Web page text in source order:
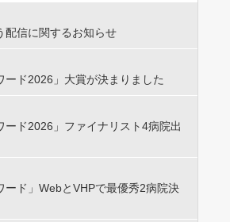
配信に関するお知らせ
ード2026」大賞が決まりました
ード2026」ファイナリスト4病院出
ード」WebとVHPで最優秀2病院決